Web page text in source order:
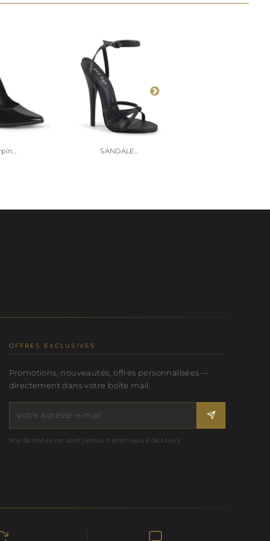
SANDALE...
OFFRES EXCLUSIVES
Promotions, nouveautés, offres personnalisées —
directement dans votre boîte mail.
Vos données ne sont jamais transmises à des tiers.